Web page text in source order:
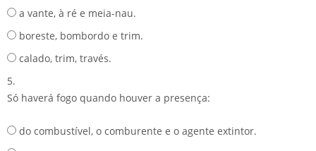
a vante, à ré e meia-nau.
boreste, bombordo e trim.
calado, trim, través.
5.
Só haverá fogo quando houver a presença:
do combustível, o comburente e o agente extintor.